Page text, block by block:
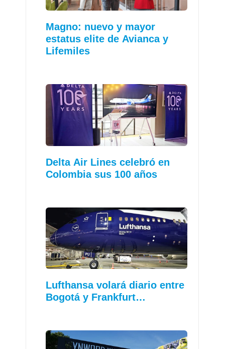
Magno: nuevo y mayor
estatus elite de Avianca y
Lifemiles
Delta Air Lines celebró en
Colombia sus 100 años
Lufthansa volará diario entre
Bogotá y Frankfurt…